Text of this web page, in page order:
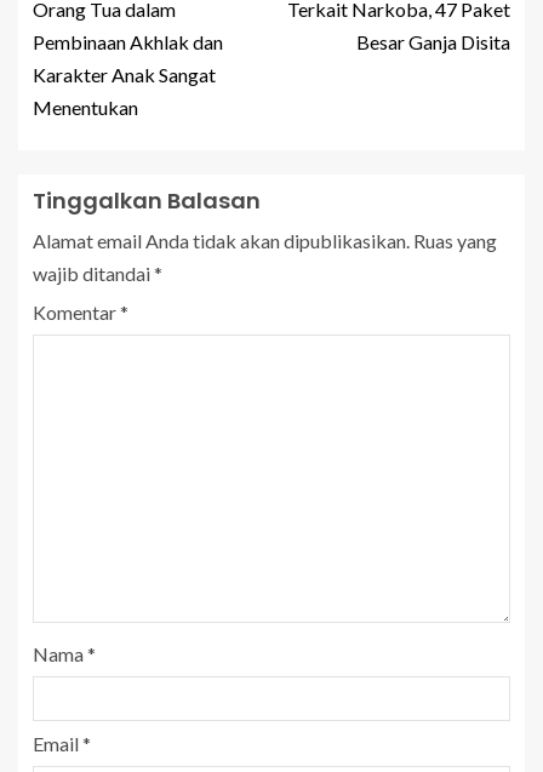
Orang Tua dalam
Pembinaan Akhlak dan
Karakter Anak Sangat
Menentukan
Terkait Narkoba, 47 Paket
Besar Ganja Disita
Tinggalkan Balasan
Alamat email Anda tidak akan dipublikasikan. Ruas yang
wajib ditandai*
Komentar*
Nama*
Email*